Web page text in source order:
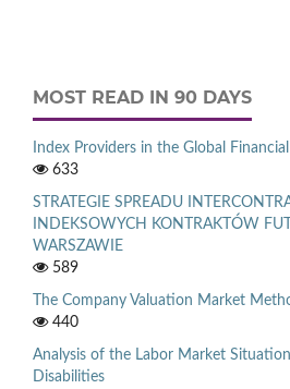
MOST READ IN 90 DAYS
Index Providers in the Global
633
STRATEGIE SPREADU
INDEKSOWYCH KONTRAKTÓW
WARSZAWIE
589
The Company Valuation Market
440
Analysis of the Labor Market
Disabilities